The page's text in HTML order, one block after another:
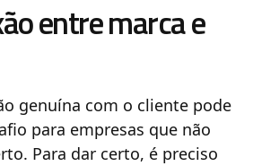
entre marca e
genuína com o cliente pode
para empresas que não
Para dar certo, é preciso